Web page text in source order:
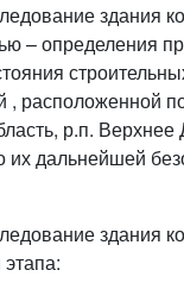
здания
– определения
, расположенной
р.п.
их дальнейшей
здания